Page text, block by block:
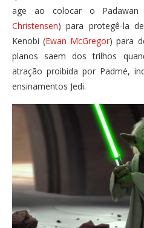
age ao colocar o Padawan
Christensen) para protegê-la
Kenobi (Ewan McGregor) para
planos saem dos trilhos
atração proibida por Padmé,
ensinamentos Jedi.